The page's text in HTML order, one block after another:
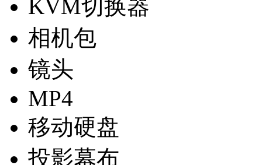
KVM切换器
相机包
镜头
MP4
移动硬盘
投影幕布